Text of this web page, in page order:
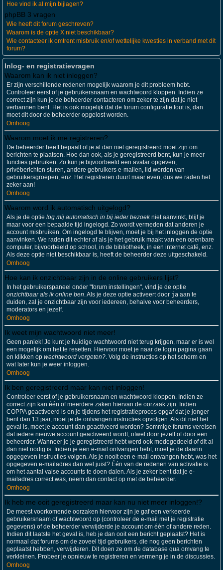
Hoe vind ik al mijn bijlagen?
phpBB 3 vragen
Wie heeft dit forum geschreven?
Waarom is de optie X niet beschikbaar?
Wie contacteer ik omtrent misbruik en/of wettelijke kwesties in verband met dit
forum?
Inlog- en registratievragen
Waarom kan ik niet inloggen?
Er zijn verschillende redenen mogelijk waarom je dit probleem hebt.
Controleer eerst of je gebruikersnaam en wachtwoord kloppen. Indien ze
correct zijn kun je de beheerder contacteren om zeker te zijn dat je niet
verbannen bent. Het is ook mogelijk dat de forum configuratie fout is, dan
moet dit door de beheerder opgelost worden.
Omhoog
Waarom moet ik me registreren?
De beheerder heeft bepaalt of je al dan niet geregistreerd moet zijn om
berichten te plaatsen. Hoe dan ook, als je geregistreerd bent, kun je meer
functies gebruiken. Zo kun je bijvoorbeeld een avatar opgeven,
privéberichten sturen, andere gebruikers e-mailen, lid worden van
gebruikersgroepen, enz. Het registreren duurt maar even, dus we raden het
zeker aan!
Omhoog
Waarom word ik automatisch uitgelogd?
Als je de optie log mij automatisch in bij ieder bezoekniet aanvinkt, blijf je
maar voor een bepaalde tijd ingelogd. Zo wordt vermeden dat anderen je
account misbruiken. Om ingelogd te blijven, moet je bij het inloggen de optie
aanvinken. We raden dit echter af als je het gebruik maakt van een openbare
computer, bijvoorbeeld op school, in de bibliotheek, in een internet café, enz.
Als deze optie niet beschikbaar is, heeft de beheerder deze uitgeschakeld.
Omhoog
Hoe kan ik onzichtbaar zijn in de online gebruikers lijst?
In het gebruikerspaneel onder "forum instellingen", vind je de optie
onzichtbaar als ik online ben. Als je deze optie activeert door ja aan te
duiden, zal je onzichtbaar zijn voor iedereen, behalve voor beheerders,
moderators en jezelf.
Omhoog
Ik weet mijn wachtwoord niet meer!
Geen paniek! Je kunt je huidige wachtwoord niet terug krijgen, maar er is wel
een mogelijk om het te resetten. Hiervoor moet je naar de login pagina gaan
en klikken op wachtwoord vergeten?. Volg de instructies op het scherm en
wat later kun je weer inloggen.
Omhoog
Ik ben geregistreerd maar kan niet inloggen!
Controleer eerst of je gebruikersnaam en wachtwoord kloppen. Indien ze
correct zijn kan één of meerdere zaken hiervan de oorzaak zijn. Indien
COPPA geactiveerd is en je tijdens het registratieproces opgaf dat je jonger
bent dan 13 jaar, moet je de ontvangen instructies opvolgen. Als dit niet het
geval is, moet je account dan geactiveerd worden? Sommige forums vereisen
dat iedere nieuwe account geactiveerd wordt, ofwel door jezelf of door een
beheerder. Wanneer je je geregistreerd hebt werd ook medegedeeld of dit al
dan niet nodig is. Indien je een e-mail ontvangen hebt, moet je de daarin
opgegeven instructies volgen. Als je nooit een e-mail ontvangen hebt, was het
opgegeven e-mailadres dan wel juist? Één van de redenen van activatie is
om het aantal valse accounts te doen dalen. Als je zeker bent dat je e-
mailadres correct was, neem dan contact op met de beheerder.
Omhoog
Ik heb me ooit geregistreerd maar kan nu niet meer inloggen!?
De meest voorkomende oorzaken hiervoor zijn je gaf een verkeerde
gebruikersnaam of wachtwoord op (controleer de e-mail met je registratie
gegevens) of de beheerder verwijderde je account om één of andere reden.
Indien dit laatste het geval is, heb je dan ooit een bericht geplaatst? Het is
normaal dat forums om de zoveel tijd gebruikers, die nog geen berichten
geplaatst hebben, verwijderen. Dit doen ze om de database qua omvang te
verkleinen. Probeer je opnieuw te registreren en vermeng je in de discussies.
Omhoog